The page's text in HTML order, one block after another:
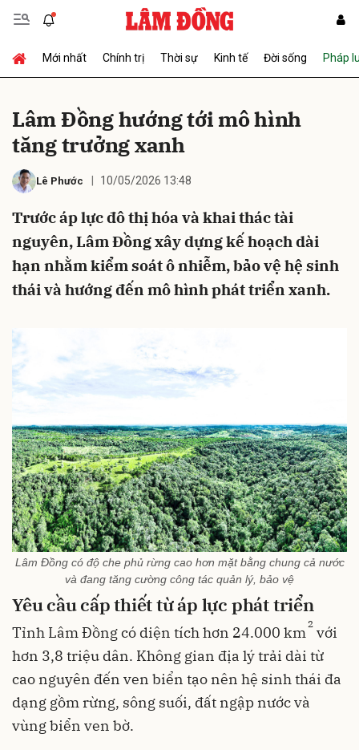
Mới nhất Chính trị Thời sự Kinh tế Đời sống Pháp
Lâm Đồng hướng tới mô hình
tăng trưởng xanh
Lê Phước 10/05/2026 13:48
Trước áp lực đô thị hóa và khai thác tài
nguyên, Lâm Đồng xây dựng kế hoạch dài
hạn nhằm kiểm soát ô nhiễm, bảo vệ hệ sinh
thái và hướng đến mô hình phát triển xanh.
Lâm Đồng có độ che phủ rừng cao hơn mặt bằng chung cả nước
và đang tăng cường công tác quản lý, bảo vệ
Yêu cầu cấp thiết từ áp lực phát triển
Tỉnh Lâm Đồng có diện tích hơn 24.000 km 2 với
hơn 3,8 triệu dân. Không gian địa lý trải dài từ
cao nguyên đến ven biển tạo nên hệ sinh thái đa
dạng gồm rừng, sông suối, đất ngập nước và
vùng biển ven bờ.
Gửi bình luận
Hủy Gửi